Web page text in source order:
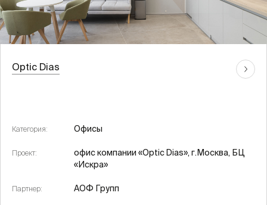
Optic Dias
Категория: Офисы
Проект:
офис компании «Optic Dias», г.Москва, БЦ
«Искра»
Партнер: АОФ Групп